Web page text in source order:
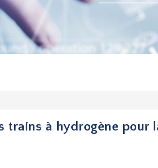
trains à hydrogène pour